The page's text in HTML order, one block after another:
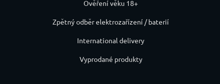
Ověření věku 18+
Zpětný odběr elektrozařízení / baterií
International delivery
Vyprodané produkty